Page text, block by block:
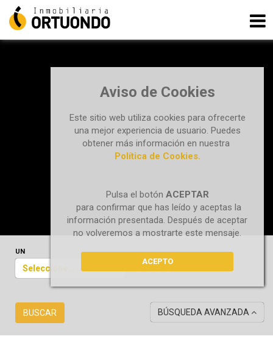
Aviso de Cookies
Este sitio web utiliza cookies para ofrecerte
una mejor experiencia de usuario. Puedes
obtener más información en nuestra
Política de Cookies.
Pulsa el botón ACEPTAR
para confirmar que has leído y aceptas la
información presentada. Después de aceptar
no volveremos a mostrarte este mensaje.
ACEPTO
UN
Seleccione...
BUSCAR BÚSQUEDA AVANZADA